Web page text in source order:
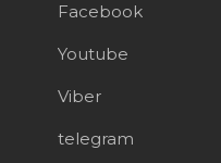
Facebook
Youtube
Viber
telegram